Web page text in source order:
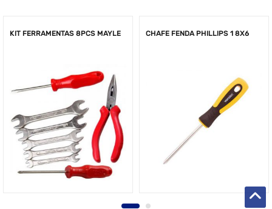
KIT FERRAMENTAS 8PCS MAYLE CHAFE FENDA PHILLIPS 1 8X6